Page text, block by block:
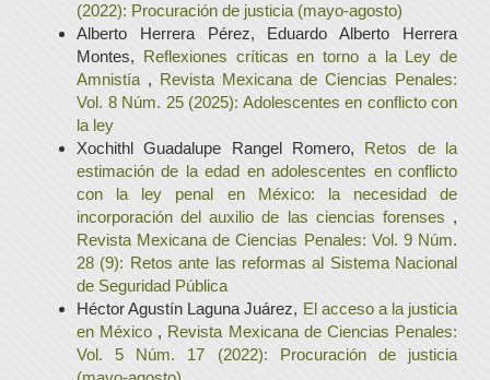
(2022): Procuración de justicia (mayo-agosto)
Alberto Herrera Pérez, Eduardo Alberto Herrera
Montes, Reflexiones críticas en torno a la Ley de
Amnistía , Revista Mexicana de Ciencias Penales:
Vol. 8 Núm. 25 (2025): Adolescentes en conflicto con
la ley
Xochithl Guadalupe Rangel Romero, Retos de la
estimación de la edad en adolescentes en conflicto
con la ley penal en México: la necesidad de
incorporación del auxilio de las ciencias forenses ,
Revista Mexicana de Ciencias Penales: Vol. 9 Núm.
28 (9): Retos ante las reformas al Sistema Nacional
de Seguridad Pública
Héctor Agustín Laguna Juárez, El acceso a la justicia
en México , Revista Mexicana de Ciencias Penales:
Vol. 5 Núm. 17 (2022): Procuración de justicia